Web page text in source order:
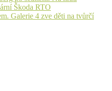
Škoda RTO
Galerie 4 zve děti na tvůrčí